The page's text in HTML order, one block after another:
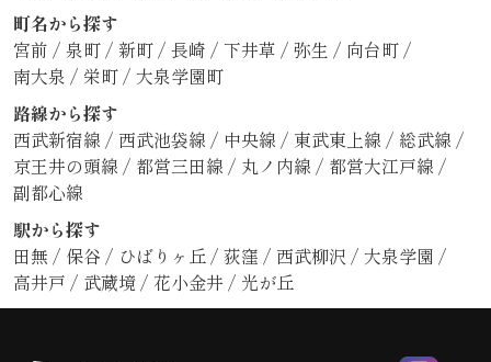
町名から探す
宮前 / 泉町 / 新町 / 長崎 / 下井草 / 弥生 / 向台町 /
南大泉 / 栄町 / 大泉学園町
路線から探す
西武新宿線 / 西武池袋線 / 中央線 / 東武東上線 / 総武線 /
京王井の頭線 / 都営三田線 / 丸ノ内線 / 都営大江戸線 /
副都心線
駅から探す
田無 / 保谷 / ひばりヶ丘 / 荻窪 / 西武柳沢 / 大泉学園 /
高井戸 / 武蔵境 / 花小金井 / 光が丘